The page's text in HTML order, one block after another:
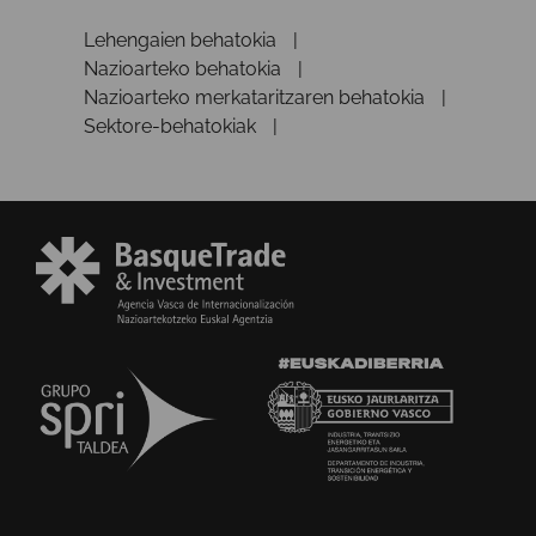
Lehengaien behatokia
Nazioarteko behatokia
Nazioarteko merkataritzaren behatokia
Sektore-behatokiak